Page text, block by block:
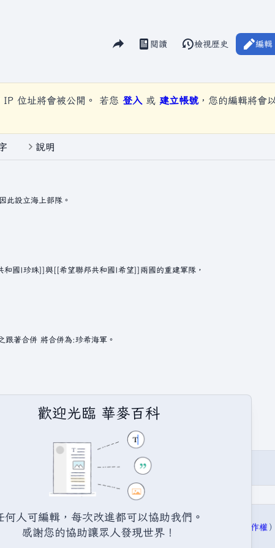
分享此頁面
視圖閱讀 編輯
檢視歷史
位址將會被公開。 若您 登入 或 建立帳號 ，您的編輯將會
說明
CC 姓名標示─相同方式分享）授權條款發佈（詳情請見 說明:著作權
歡迎光臨 華麥百科
何人可編輯，每次改進都可以協助我們。
感謝您的協助讓眾人發現世界！